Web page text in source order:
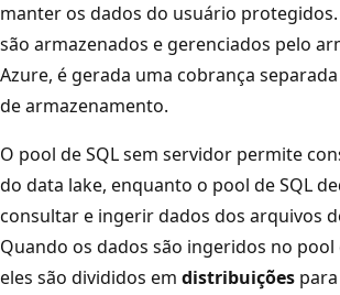
manter os dados do usuário
são armazenados e gerenciados pelo
Azure, é gerada uma cobrança
de armazenamento.
O pool de SQL sem servidor permite
do data lake, enquanto o pool de SQL
consultar e ingerir dados dos arquivos
Quando os dados são ingeridos no pool
eles são divididos em distribuições